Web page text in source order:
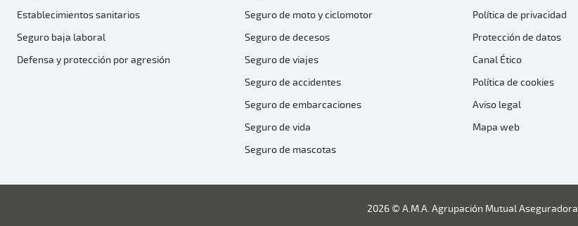
Establecimientos sanitarios
Seguro baja laboral
Defensa y protección por agresión
Seguro de moto y ciclomotor
Seguro de decesos
Seguro de viajes
Seguro de accidentes
Seguro de embarcaciones
Seguro de vida
Seguro de mascotas
Política de privacidad
Protección de datos
Canal Ético
Política de cookies
Aviso legal
Mapa web
2026 © A.M.A. Agrupación Mutual Aseguradora